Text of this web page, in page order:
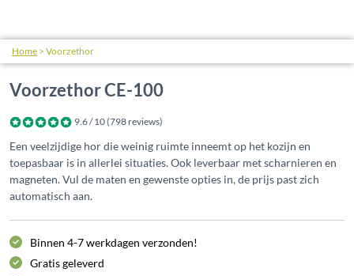
Home > Voorzethor
Voorzethor CE-100
9.6/10(798reviews)
Een veelzijdige hor die weinig ruimte inneemt op het kozijn en
toepasbaar is in allerlei situaties. Ook leverbaar met scharnieren en
magneten. Vul de maten en gewenste opties in, de prijs past zich
automatisch aan.
Binnen 4-7 werkdagen verzonden!
Gratis geleverd